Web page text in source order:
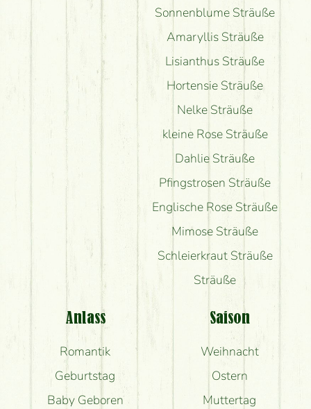
Sonnenblume Sträuße
Amaryllis Sträuße
Lisianthus Sträuße
Hortensie Sträuße
Nelke Sträuße
kleine Rose Sträuße
Dahlie Sträuße
Pfingstrosen Sträuße
Englische Rose Sträuße
Mimose Sträuße
Schleierkraut Sträuße
Sträuße
Anlass
Romantik
Geburtstag
Baby Geboren
Saison
Weihnacht
Ostern
Muttertag